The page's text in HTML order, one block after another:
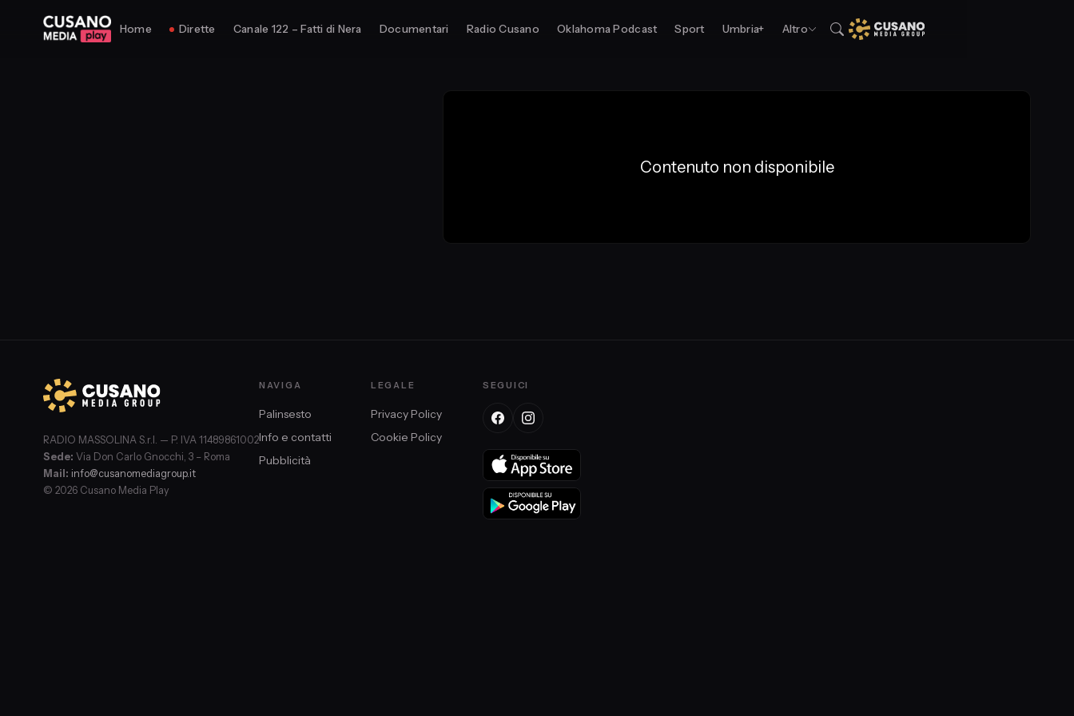
Home Dirette Canale 122 – Fatti di Nera Documentari Radio Cusano Oklahoma Podcast Sport Umbria+ Altro
Contenuto non disponibile
RADIO MASSOLINA S.r.l. — P. IVA 11489861002
Sede: Via Don Carlo Gnocchi, 3 – Roma
Mail: info@cusanomediagroup.it
© 2026 Cusano Media Play
NAVIGA
Palinsesto
Info e contatti
Pubblicità
LEGALE
Privacy Policy
Cookie Policy
SEGUICI